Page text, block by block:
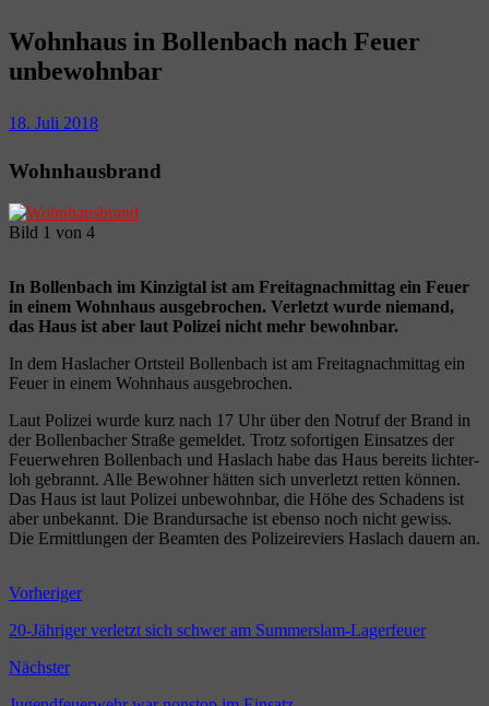
Wohnhaus in Bollenbach nach Feuer
unbewohnbar
18. Juli 2018
Wohnhausbrand
Bild 1 von 4
In Bol­len­bach im Kin­zig­tal ist am Frei­tag­nach­mit­tag ein Feu­er
in einem Wohn­haus aus­ge­bro­chen. Ver­letzt wur­de nie­mand,
das Haus ist aber laut Poli­zei nicht mehr bewohnbar.
In dem Has­la­cher Orts­teil Bol­len­bach ist am Frei­tag­nach­mit­tag ein
Feu­er in einem Wohn­haus ausgebrochen.
Laut Poli­zei wur­de kurz nach 17 Uhr über den Not­ruf der Brand in
der Bol­len­ba­cher Stra­ße gemel­det. Trotz sofor­ti­gen Ein­sat­zes der
Feu­er­weh­ren Bol­len­bach und Has­lach habe das Haus bereits lich­ter­
loh gebrannt. Alle Bewoh­ner hät­ten sich unver­letzt ret­ten kön­nen.
Das Haus ist laut Poli­zei unbe­wohn­bar, die Höhe des Scha­dens ist
aber unbe­kannt. Die Brand­ur­sa­che ist eben­so noch nicht gewiss.
Die Ermitt­lun­gen der Beam­ten des Poli­zei­re­viers Has­lach dau­ern an.
Vorheriger
20-Jähriger verletzt sich schwer am Summerslam-Lagerfeuer
Nächster